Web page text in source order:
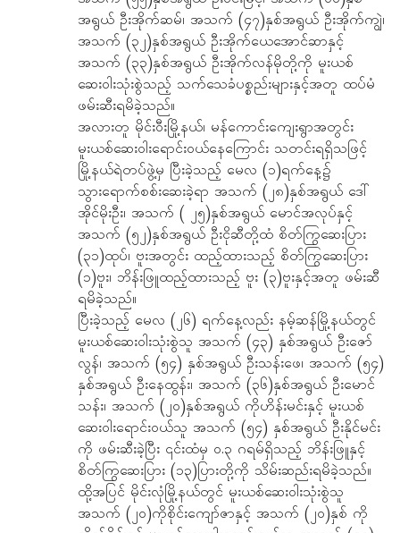
အရွယ် ဦးအိုက်ဆမ်၊ အသက် (၄၇)နှစ်အရွယ် ဦးအိုက်ကျွဲ၊
အသက် (၃၂)နှစ်အရွယ် ဦးအိုက်ယေအောင်ဆာနှင့်
အသက် (၃၃)နှစ်အရွယ် ဦးအိုက်လန်မိုတို့ကို မူးယစ်
ဆေးဝါးသုံးစွဲသည့် သက်သေခံပစ္စည်းများနှင့်အတူ ထပ်မံ
ဖမ်းဆီးရမိခဲ့သည်။
အလားတူ မိုင်းဝီးမြို့နယ်၊ မန်ကောင်းကျေးရွာအတွင်း
မူးယစ်ဆေးဝါးရောင်းဝယ်နေကြောင်း သတင်းရရှိသဖြင့်
မြို့နယ်ရဲတပ်ဖွဲ့မှ ပြီးခဲ့သည့် မေလ (၁)ရက်နေ့၌
သွားရောက်စစ်းဆေးခဲ့ရာ အသက် (၂၈)နှစ်အရွယ် ဒေါ်
အိုင်မိုးဦး၊ အသက် ( ၂၅)နှစ်အရွယ် မောင်အလုပ်နှင့်
အသက် (၅၂)နှစ်အရွယ် ဦးငိုဆီတို့ထံ စိတ်ကြွဆေးပြား
(၃၁)ထုပ်၊ ဗူးအတွင်း ထည့်ထားသည့် စိတ်ကြွဆေးပြား
(၁)ဗူး၊ ဘိန်းဖြူထည့်ထားသည့် ဗူး (၃)ဗူးနှင့်အတူ ဖမ်းဆီ
ရမိခဲ့သည်။
ပြီးခဲ့သည့် မေလ (၂၆) ရက်နေ့လည်း နမ့်ဆန်မြို့နယ်တွင်
မူးယစ်ဆေးဝါးသုံးစွဲသူ အသက် (၄၃) နှစ်အရွယ် ဦးဇော်
လွန်၊ အသက် (၅၄) နှစ်အရွယ် ဦးသန်းဖေ၊ အသက် (၅၄)
နှစ်အရွယ် ဦးနေထွန်း၊ အသက် (၃၆)နှစ်အရွယ် ဦးမောင်
သန်း၊ အသက် (၂၀)နှစ်အရွယ် ကိုဟိန်းမင်းနှင့် မူးယစ်
ဆေးဝါးရောင်းဝယ်သူ အသက် (၅၄) နှစ်အရွယ် ဦးနိုင်မင်း
ကို ဖမ်းဆီးခဲ့ပြီး ၎င်းထံမှ ၀.၃ ဂရမ်ရှိသည့် ဘိန်းဖြူနှင့်
စိတ်ကြွဆေးပြား (၁၃)ပြားတို့ကို သိမ်းဆည်းရမိခဲ့သည်။
ထို့အပြင် မိုင်းလုံမြို့နယ်တွင် မူးယစ်ဆေးဝါး‌သုံးစွဲသူ
အသက် (၂၀)ကိုစိုင်းကျော်ဇာနှင့် အသက် (၂၀)နှစ် ကို